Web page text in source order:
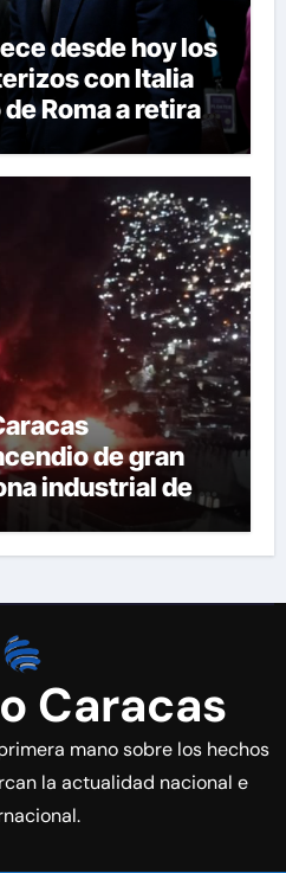
desde hoy los
con Italia
Roma a retirar
de gran
industrial de El
Caracas
mano sobre los hechos
la actualidad nacional e